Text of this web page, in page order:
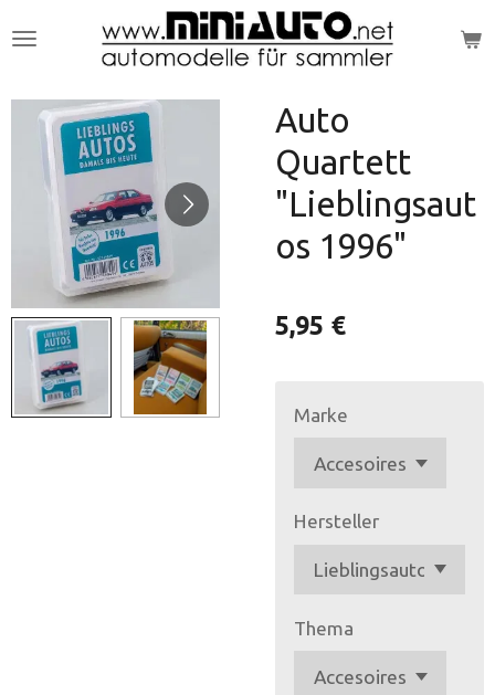
Hauptinhalt
Auto
Quartett
"Lieblingsaut
os 1996"
5,95 €
Marke
Hersteller
Thema